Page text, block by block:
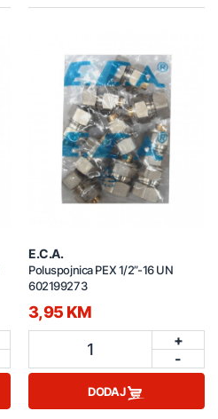
E.C.A.
Poluspojnica PEX 1/2”-16 UN
602199273
3,95 KM
1
+
-
DODAJ